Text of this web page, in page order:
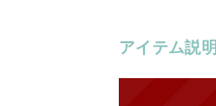
アイテム説明